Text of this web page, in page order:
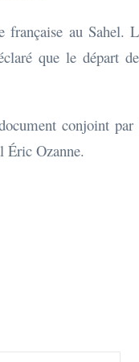
au Sahel.
que le départ
conjoint
Éric Ozanne.